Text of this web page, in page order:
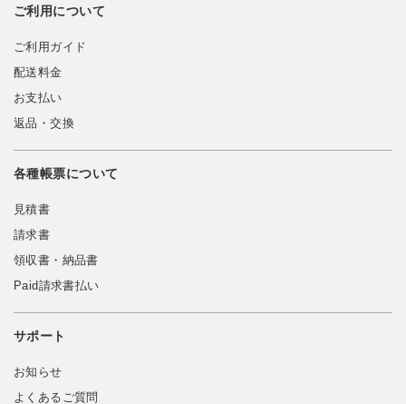
ご利用について
ご利用ガイド
配送料金
お支払い
返品・交換
各種帳票について
見積書
請求書
領収書・納品書
Paid請求書払い
サポート
お知らせ
よくあるご質問